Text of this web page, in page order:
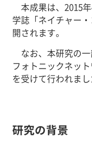
本成果は、2015
学誌「ネイチャー
開されます。
なお、本研究の
フォトニックネッ
を受けて行われまし
研究の背景